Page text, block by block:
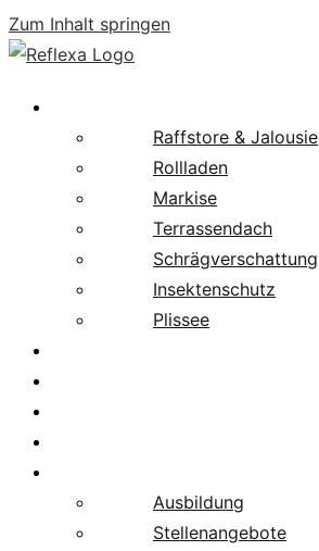
Zum Inhalt springen
Raffstore & Jalousie
Rollladen
Markise
Terrassendach
Schrägverschattung
Insektenschutz
Plissee
Ausbildung
Stellenangebote